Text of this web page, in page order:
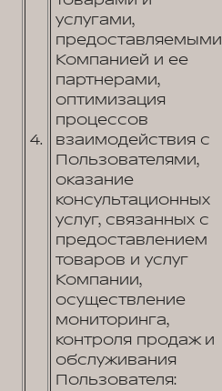
4.
услугами,
предоставляемыми
Компанией и ее
партнерами,
оптимизация
процессов
взаимодействия с
Пользователями,
оказание
консультационных
услуг, связанных с
предоставлением
товаров и услуг
Компании,
осуществление
мониторинга,
контроля продаж и
обслуживания
Пользователя: